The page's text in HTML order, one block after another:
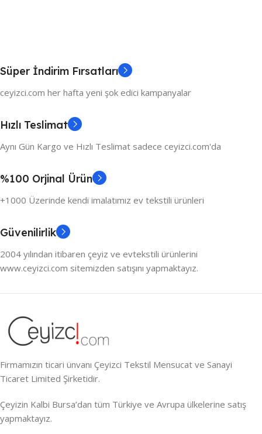
Süper İndirim Fırsatları
ceyizci.com her hafta yeni şok edici kampanyalar
Hızlı Teslimat
Aynı Gün Kargo ve Hızlı Teslimat sadece ceyizci.com'da
%100 Orjinal Ürün
+1000 Üzerinde kendi imalatımız ev tekstili ürünleri
Güvenilirlik
2004 yılından itibaren çeyiz ve evtekstili ürünlerini
www.ceyizci.com sitemizden satışını yapmaktayız.
Firmamızın ticari ünvanı Çeyizci Tekstil Mensucat ve Sanayi
Ticaret Limited Şirketidir.
Çeyizin Kalbi Bursa’dan tüm Türkiye ve Avrupa ülkelerine satış
yapmaktayız.